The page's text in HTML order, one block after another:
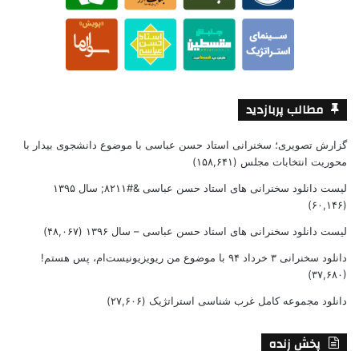
مطالب پربازدید
گزارش تصویری؛ سخنرانی استاد حسن عباسی با موضوع دانشجوی بیدار با
محوریت انتخابات مجلس (۱۵۸,۶۴۱)
لیست دانلود سخنرانی های استاد حسن عباسی &#۸۲۱۱; سال ۱۳۹۵
(۶۰,۱۴۶)
لیست دانلود سخنرانی های استاد حسن عباسی – سال ۱۳۹۶ (۴۸,۰۶۷)
دانلود سخنرانی ۳ خرداد ۹۴ با موضوع من ریویزیونیست‌ام، پس هستم!
(۳۷,۶۸۰)
دانلود مجموعه کامل غرب شناسی استراتژیک (۲۷,۶۰۶)
پخش زنده